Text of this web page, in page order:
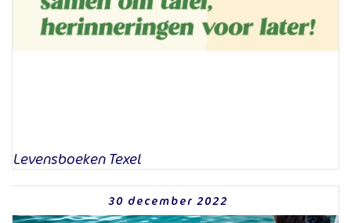
Levensboeken Texel
30 december 2022